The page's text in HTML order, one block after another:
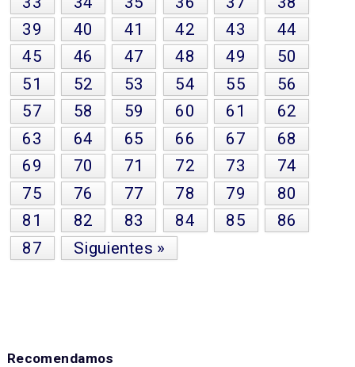
39
40 41 42 43
44
45
46 47 48 49
50
51
52 53 54 55
56
57
58 59 60 61
62
63
64 65 66 67
68
69
70 71 72 73
74
75
76 77 78 79
80
81
82 83 84 85
86
87
Siguientes »
Recomendamos